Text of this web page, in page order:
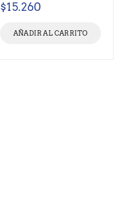
$15.260
AÑADIR AL CARRITO